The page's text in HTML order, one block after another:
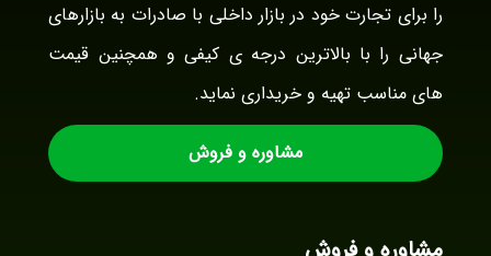
را برای تجارت خود در بازار داخلی با صادرات به بازارهای
جهانی را با بالاترین درجه ی کیفی و همچنین قیمت
های مناسب تهیه و خریداری نماید.
مشاوره و فروش